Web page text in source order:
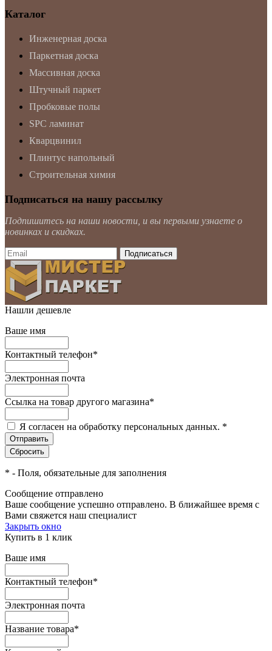
Каталог
Инженерная доска
Паркетная доска
Массивная доска
Штучный паркет
Пробковые полы
SPC ламинат
Кварцвинил
Плинтус напольный
Строительная химия
Подписаться на нашу рассылку
Подпишитесь на наши новости, и вы первыми узнаете о
новинках и скидках.
Нашли дешевле
Ваше имя
Контактный телефон*
Электронная почта
Ссылка на товар другого магазина*
Я согласен на обработку персональных данных. *
* - Поля, обязательные для заполнения
Сообщение отправлено
Ваше сообщение успешно отправлено. В ближайшее время с
Вами свяжется наш специалист
Закрыть окно
Купить в 1 клик
Ваше имя
Контактный телефон*
Электронная почта
Название товара*